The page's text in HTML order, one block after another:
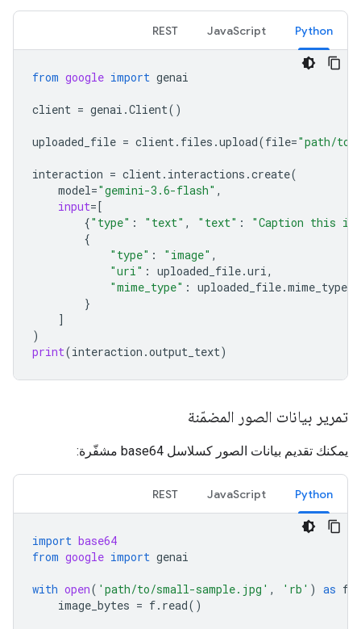
Python
JavaScript
REST
from google import genai
client = genai .Client()
uploaded_file = client. files .upload(file="path/to/
interaction = client. interactions .create(
model="gemini-3.6-flash" ,
input=[
{"type" : "text" , "text" :
"Caption this
{
"type" : "image" ,
"uri" : uploaded_file.uri,
"mime_type" : uploaded_file.mime_type
}
]
)
print(interaction .output_text)
تمرير بيانات الصور المضمّنة
يمكنك تقديم بيانات الصور كسلاسل base64 مشفّرة:
Python
JavaScript
REST
import base64
from google import genai
with open( 'path/to/small-sample.jpg' , 'rb' ) as f
image_bytes = f. read()